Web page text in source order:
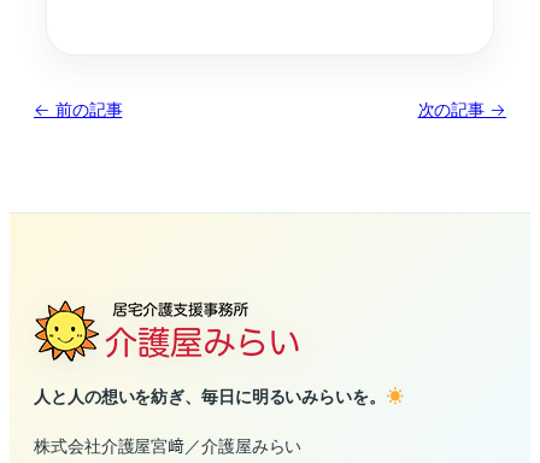
← 前の記事 次の記事 →
人と人の想いを紡ぎ、毎日に明るいみらいを。
株式会社介護屋宮﨑／介護屋みらい